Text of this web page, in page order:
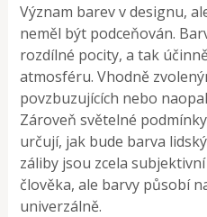
Význam barev v designu,
neměl být podceňován.
rozdílné pocity, a tak
atmosféru. Vhodně
povzbuzujících nebo
Zároveň světelné
určují, jak bude barva
záliby jsou zcela
člověka, ale barvy působí
univerzálně.